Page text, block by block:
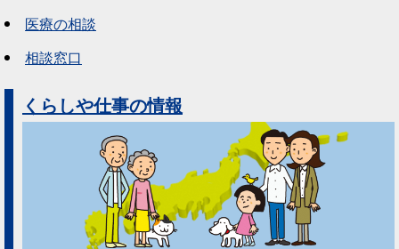
医療の相談
相談窓口
くらしや仕事の情報